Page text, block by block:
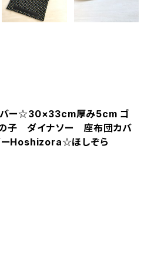
バー☆30×33cm厚み5cm ゴ
の子 ダイナソー 座布団カバ
ーHoshizora☆ほしぞら